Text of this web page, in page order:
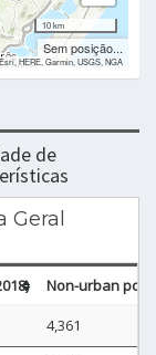
10 km
Sem posição...
Esri, HERE, Garmin, USGS, NGA
de
Geral
Non-urban
4,361